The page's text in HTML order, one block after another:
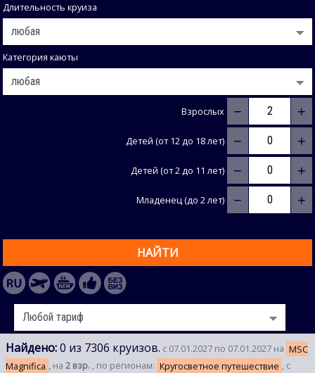
Длительность круиза
Категория каюты
Взрослых − +
Детей (от 12 до 18 лет) − +
Детей (от 2 до 11 лет) − +
Младенец (до 2 лет) − +
НАЙТИ
Найдено:0 из 7306 круизов. с 07.01.2027 по 07.01.2027 на MSC
Magnifica , на 2 взр. , по регионам: Кругосветное путешествие , с